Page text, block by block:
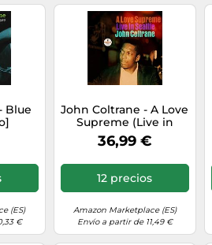
Blue
(ES)
€
John Coltrane - A Love
Supreme (Live in
Seattle) (2LP) [Vinilo]
36,99 €
12 precios
Amazon Marketplace (ES)
Envío a partir de 11,49 €